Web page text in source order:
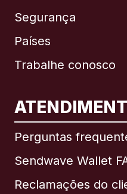
Segurança
Países
Trabalhe conosco
Perguntas
Sendwave Wallet
Reclamações do
Internacional
Brasil